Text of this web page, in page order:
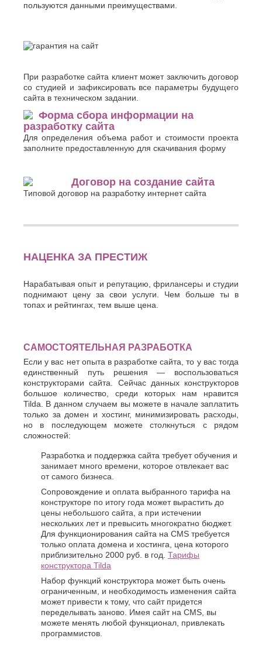
пользуются данными преимуществами.
При разработке сайта клиент может заключить договор
со студией и зафиксировать все параметры будущего
сайта в техническом задании.
Форма сбора информации на
разработку сайта
Для определения объема работ и стоимости проекта
заполните предоставленную для скачивания форму
Договор на создание сайта
Типовой договор на разработку интернет сайта
НАЦЕНКА ЗА ПРЕСТИЖ
Нарабатывая опыт и репутацию, фрилансеры и студии
поднимают цену за свои услуги. Чем больше ты в
топах и рейтингах, тем выше цена.
САМОСТОЯТЕЛЬНАЯ РАЗРАБОТКА
Если у вас нет опыта в разработке сайта, то у вас тогда
единственный путь решения — воспользоваться
конструкторами сайта. Сейчас данных конструкторов
большое количество, среди которых нам нравится
Tilda. В данном случаем вы можете в начале заплатить
только за домен и хостинг, минимизировать расходы,
но в последующем можете столкнуться с рядом
сложностей:
Разработка и поддержка сайта требует обучения и
занимает много времени, которое отвлекает вас
от самого бизнеса.
Сопровождение и оплата выбранного тарифа на
конструкторе по итогу года может вырастить до
цены небольшого сайта, а при истечении
нескольких лет и превысить многократно бюджет.
Для функционирования сайта на CMS требуется
только оплата домена и хостинга, цена которого
приблизительно 2000 руб. в год. Тарифы
конструктора Tilda
Набор функций конструктора может быть очень
ограниченным, и необходимость изменения сайта
может привести к тому, что сайт придется
переделывать заново. Имея сайт на CMS, вы
можете менять любой функционал, привлекать
программистов.